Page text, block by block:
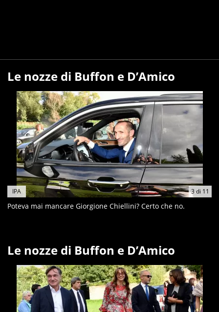
Le nozze di Buffon e D’Amico
3di 11
IPA
Poteva mai mancare Giorgione Chiellini? Certo che no.
Le nozze di Buffon e D’Amico